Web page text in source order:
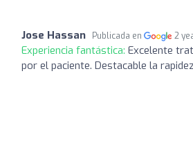
Jose Hassan Publicada en 2
Experiencia fantástica: Excelente
por el paciente. Destacable la